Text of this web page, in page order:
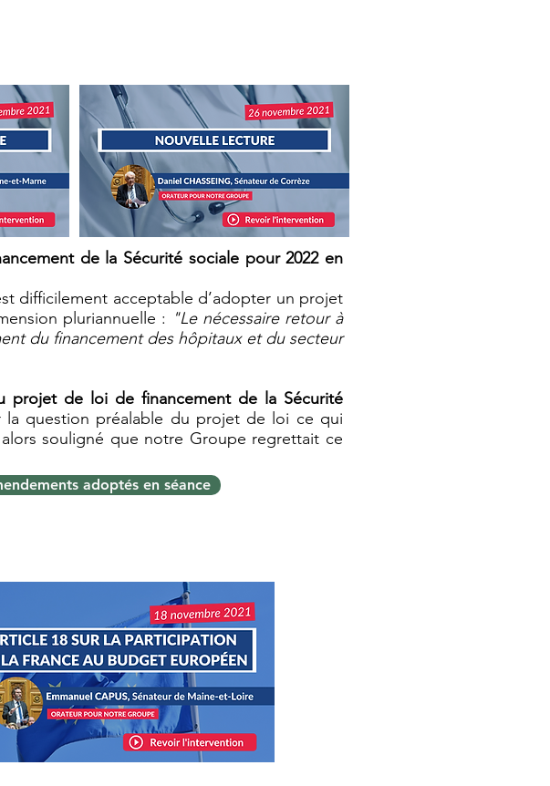
de la Sécurité sociale pour 2022 en
difficilement acceptable d’adopter un projet
pluriannuelle : "Le nécessaire retour à
du financement des hôpitaux et du secteur
projet de loi de financement de la Sécurité
question préalable du projet de loi ce qui
souligné que notre Groupe regrettait ce
adoptés en séance